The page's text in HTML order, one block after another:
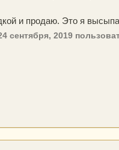
и продаю. Это я
сентября, 2019